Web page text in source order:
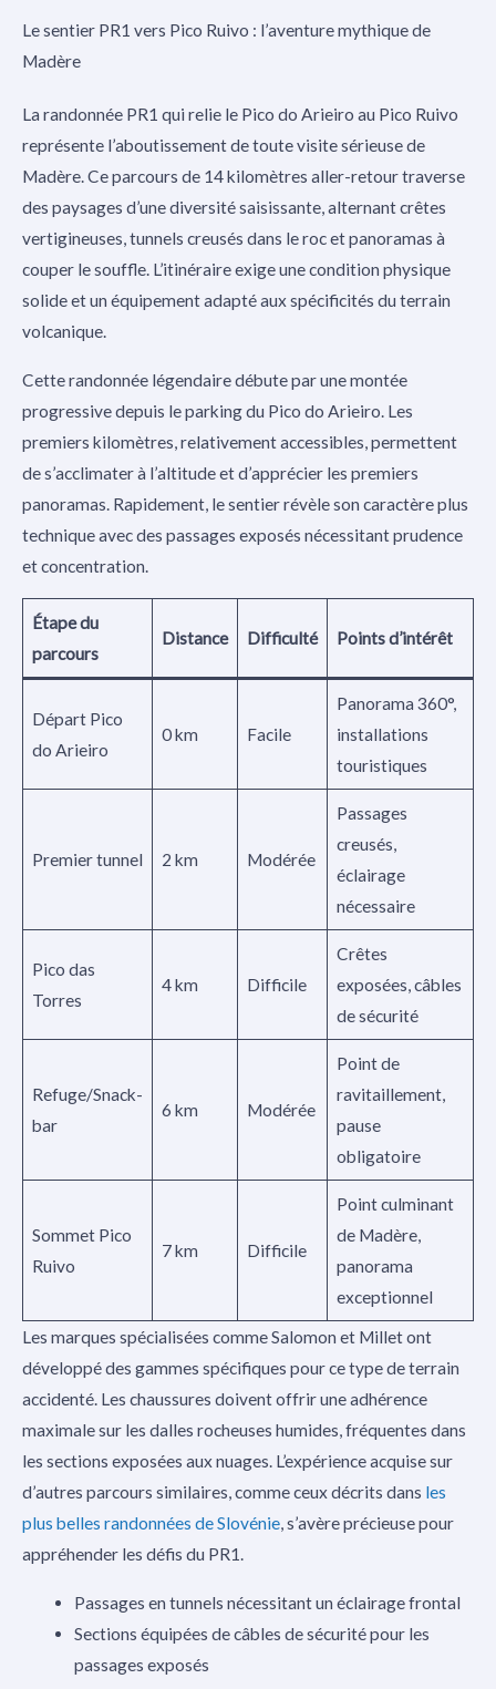
Le sentier PR1 vers Pico Ruivo : l’aventure mythique de
Madère
La randonnée PR1 qui relie le Pico do Arieiro au Pico Ruivo
représente l’aboutissement de toute visite sérieuse de
Madère. Ce parcours de 14 kilomètres aller-retour traverse
des paysages d’une diversité saisissante, alternant crêtes
vertigineuses, tunnels creusés dans le roc et panoramas à
couper le souffle. L’itinéraire exige une condition physique
solide et un équipement adapté aux spécificités du terrain
volcanique.
Cette randonnée légendaire débute par une montée
progressive depuis le parking du Pico do Arieiro. Les
premiers kilomètres, relativement accessibles, permettent
de s’acclimater à l’altitude et d’apprécier les premiers
panoramas. Rapidement, le sentier révèle son caractère plus
technique avec des passages exposés nécessitant prudence
et concentration.
Étape du
parcours
Distance Difficulté Points d’intérêt
Départ Pico
do Arieiro
0 km Facile
Panorama 360°,
installations
touristiques
Premier tunnel 2 km Modérée
Passages
creusés,
éclairage
nécessaire
Pico das
Torres
4 km Difficile
Crêtes
exposées, câbles
de sécurité
Refuge/Snack-
bar
6 km Modérée
Point de
ravitaillement,
pause
obligatoire
Sommet Pico
Ruivo
7 km Difficile
Point culminant
de Madère,
panorama
exceptionnel
Les marques spécialisées comme Salomon et Millet ont
développé des gammes spécifiques pour ce type de terrain
accidenté. Les chaussures doivent offrir une adhérence
maximale sur les dalles rocheuses humides, fréquentes dans
les sections exposées aux nuages. L’expérience acquise sur
d’autres parcours similaires, comme ceux décrits dans les
plus belles randonnées de Slovénie, s’avère précieuse pour
appréhender les défis du PR1.
Passages en tunnels nécessitant un éclairage frontal
Sections équipées de câbles de sécurité pour les
passages exposés